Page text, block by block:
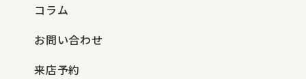
コラム
お問い合わせ
来店予約